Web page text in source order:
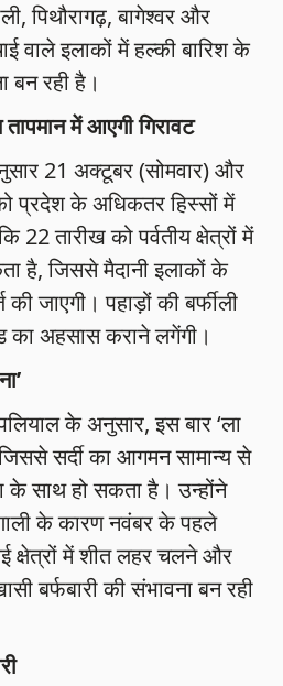
पिथौरागढ़, बागेश्वर और
वाले इलाकों में हल्की बारिश के
बन रही है।
में आएगी गिरावट
21 अक्टूबर (सोमवार) और
प्रदेश के अधिकतर हिस्सों में
22 तारीख को पर्वतीय क्षेत्रों में
है, जिससे मैदानी इलाकों के
की जाएगी। पहाड़ों की बर्फीली
का अहसास कराने लगेंगी।
के अनुसार, इस बार ‘ला
जिससे सर्दी का आगमन सामान्य से
साथ हो सकता है। उन्होंने
के कारण नवंबर के पहले
क्षेत्रों में शीत लहर चलने और
बर्फबारी की संभावना बन रही